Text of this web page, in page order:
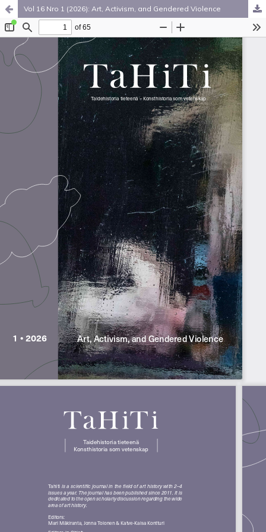
Vol 16 Nro 1 (2026): Art, Activism, and Gendered Violence
Palvelua ylläpitää Tieteellisten seurain valtuuskunta.